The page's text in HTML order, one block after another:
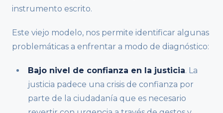
instrumento escrito.
Este viejo modelo, nos permite identificar algunas
problemáticas a enfrentar a modo de diagnóstico:
Bajo nivel de confianza en la justicia. La
justicia padece una crisis de confianza por
parte de la ciudadanía que es necesario